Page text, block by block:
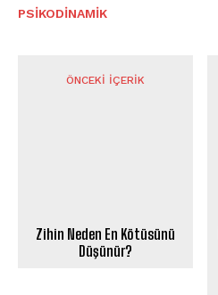
PSIKODINAMIK
ÖNCEKI İÇERIK
Zihin Neden En Kötüsünü
Düşünür?